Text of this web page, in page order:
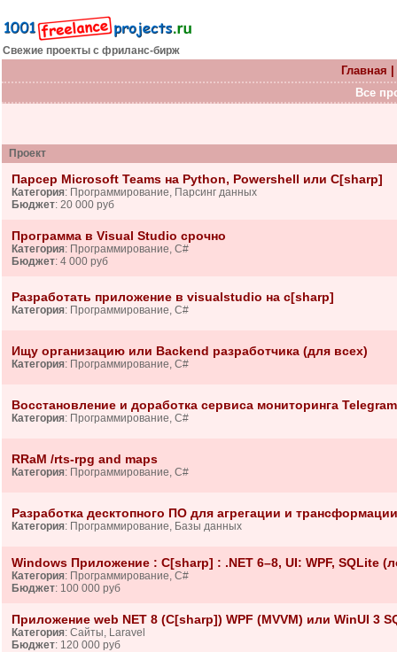
Свежие проекты с фриланс-бирж
Главная
Все
Проект
Парсер Microsoft Teams на Python, Powershell или C[sharp]
Категория: Программирование, Парсинг данных
Бюджет: 20 000 руб
Программа в Visual Studio срочно
Категория: Программирование, C#
Бюджет: 4 000 руб
Разработать приложение в visualstudio на c[sharp]
Категория: Программирование, C#
Ищу организацию или Backend разработчика (для всех)
Категория: Программирование, C#
Восстановление и доработка сервиса мониторинга
Категория: Программирование, C#
RRaM /rts-rpg and maps
Категория: Программирование, C#
Разработка десктопного ПО для агрегации и
Категория: Программирование, Базы данных
Windows Приложение : C[sharp] : .NET 6–8, UI: WPF, SQLite
Категория: Программирование, C#
Бюджет: 100 000 руб
Приложение web NET 8 (C[sharp]) WPF (MVVM) или WinUI 3
Категория: Сайты, Laravel
Бюджет: 120 000 руб